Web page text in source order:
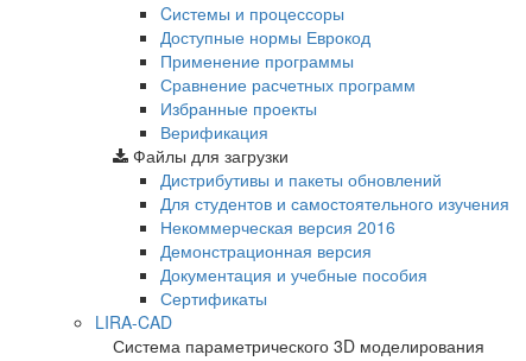
Cистемы и процессоры
Доступные нормы Еврокод
Применение программы
Сравнение расчетных программ
Избранные проекты
Верификация
Файлы для загрузки
Дистрибутивы и пакеты обновлений
Для студентов и самостоятельного изучения
Некоммерческая версия 2016
Демонстрационная версия
Документация и учебные пособия
Сертификаты
LIRA-CAD
Система параметрического 3D моделирования